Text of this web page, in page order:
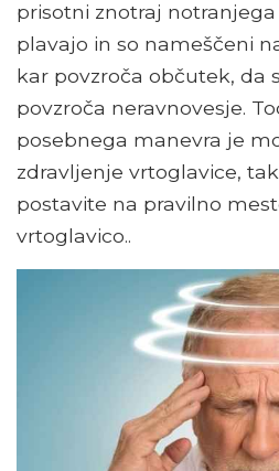
prisotni znotraj notranjega
plavajo in so nameščeni
kar povzroča občutek, da
povzroča neravnovesje.
posebnega manevra je
zdravljenje vrtoglavice,
postavite na pravilno
vrtoglavico..